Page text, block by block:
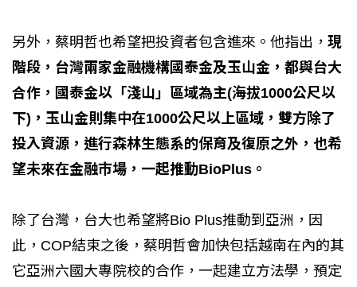
另外，蔡明哲也希望把投資者包含進來。他指出， 現
階段，台灣兩家金融機構國泰金及玉山金，都與台大
合作，國泰金以「淺山」區域為主(海拔1000公尺以
下)，玉山金則集中在1000公尺以上區域，雙方除了
投入資源，進行森林生態系的保育及復原之外，也希
望未來在金融市場，一起推動BioPlus。
除了台灣，台大也希望將Bio Plus推動到亞洲，因
此，COP結束之後，蔡明哲會加快包括越南在內的其
它亞洲六國大專院校的合作，一起建立方法學，預定